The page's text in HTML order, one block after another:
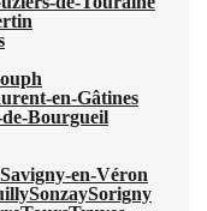
en-Gâtines
Bourgueil
Savigny-en-Véron
SonzaySorigny